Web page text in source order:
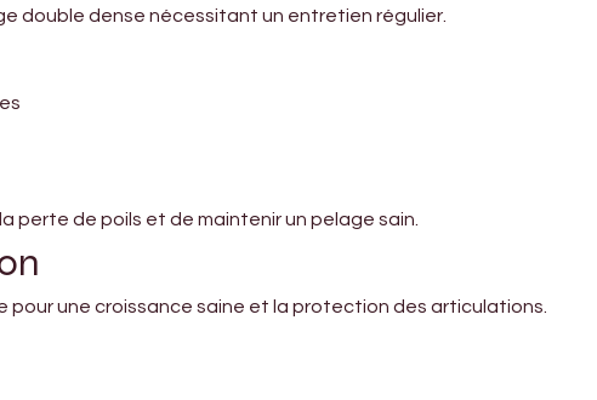
double dense nécessitant un entretien régulier.
de poils et de maintenir un pelage sain.
une croissance saine et la protection des articulations.